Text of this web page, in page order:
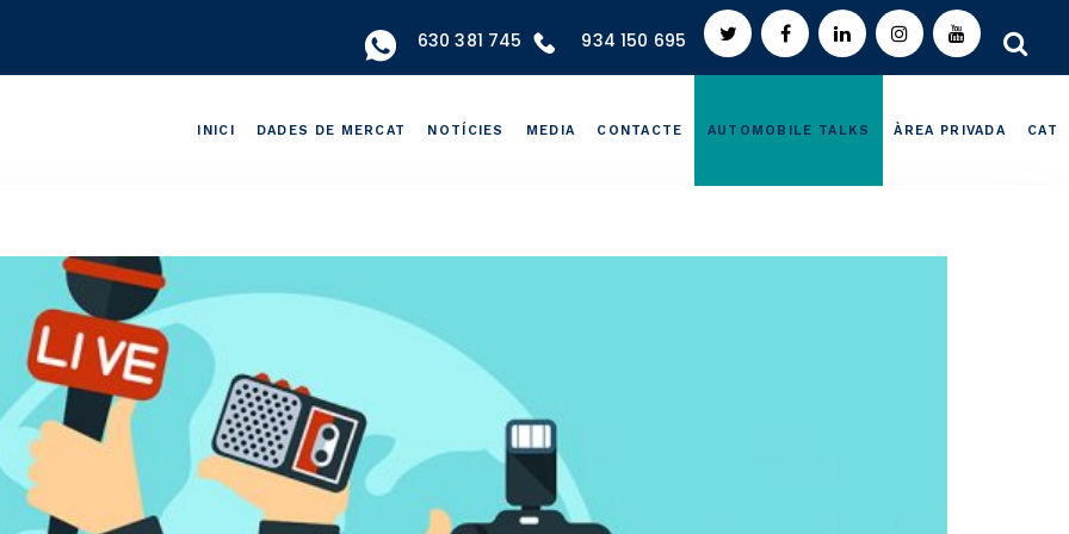
630 381 745 934 150 695
INICI DADES DE MERCAT NOTÍCIES MEDIA CONTACTE AUTOMOBILE TALKS ÀREA PRIVADA CAT